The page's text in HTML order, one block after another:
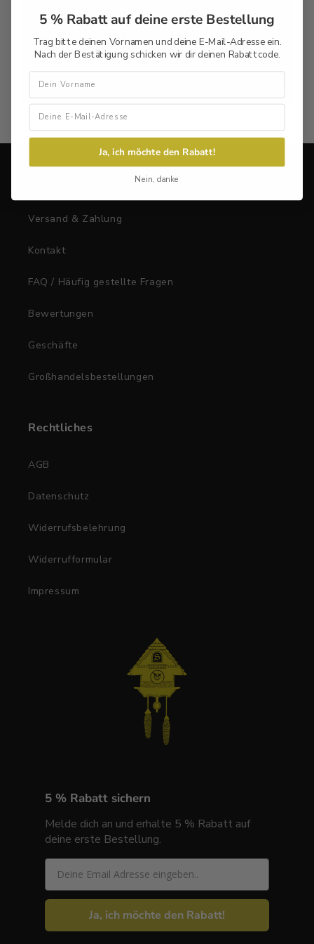
Ich stehe Dir gerne zur Verfügung und beantworten
Anrufen
Versand & Zahlung
Kontakt
FAQ / Häufig gestellte Fragen
Bewertungen
Geschäfte
Großhandelsbestellungen
Rechtliches
AGB
Datenschutz
Widerrufsbelehrung
Widerrufformular
Impressum
5 % Rabatt sichern
Melde dich an und erhalte 5 % Rabatt auf
deine erste Bestellung.
Email
Ja, ich möchte den Rabatt!
5 % Rabatt auf deine erste Bestellung
Trag bitte deinen Vornamen und deine E-Mail-Adresse ein.
Nach der Bestätigung schicken wir dir deinen Rabattcode.
Vorname
Ja, ich möchte den Rabatt!
Nein, danke